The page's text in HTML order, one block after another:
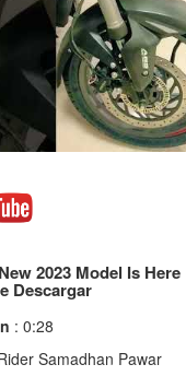
2023 Model Is
Descargar
: 0:28
Samadhan Pawar